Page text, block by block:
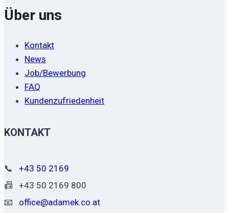
Über uns
Kontakt
News
Job/Bewerbung
FAQ
Kundenzufriedenheit
KONTAKT
📞
+43 50 2169
📠
+43 50 2169 800
📧
office@adamek.co.at